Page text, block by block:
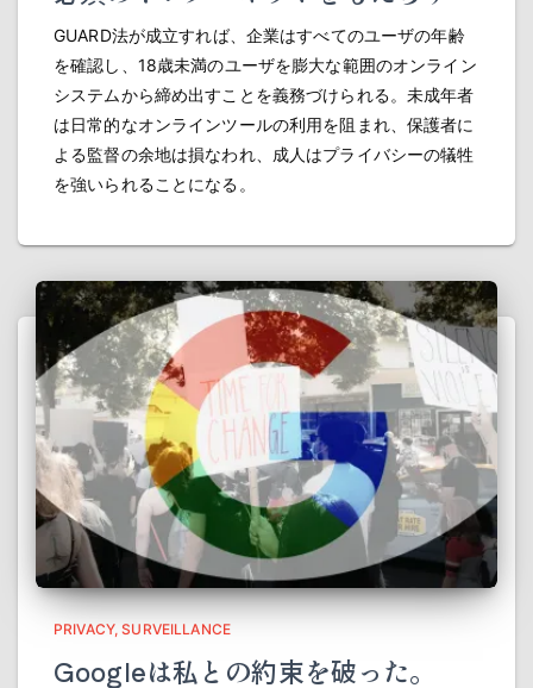
GUARD法が成立すれば、企業はすべてのユーザの年齢
を確認し、18歳未満のユーザを膨大な範囲のオンライン
システムから締め出すことを義務づけられる。未成年者
は日常的なオンラインツールの利用を阻まれ、保護者に
よる監督の余地は損なわれ、成人はプライバシーの犠牲
を強いられることになる。
PRIVACY SURVEILLANCE
Googleは私との約束を破った。